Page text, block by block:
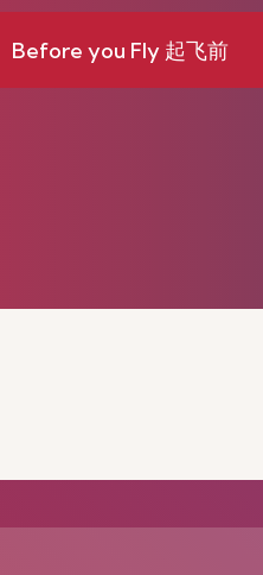
Before you Fly 起飞前